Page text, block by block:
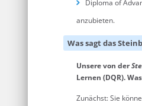
Diploma of
anzubieten.
Was sagt das
Unsere von der
Lernen (DQR).
Zunächst: Sie